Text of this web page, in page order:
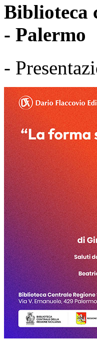
Biblioteca
- Palermo
-